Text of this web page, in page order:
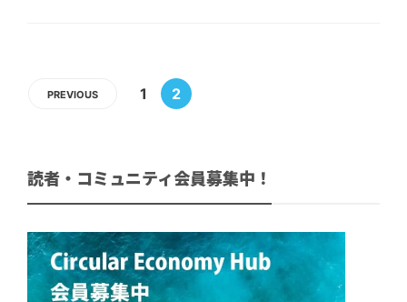
PREVIOUS 1 2
読者・コミュニティ会員募集中！